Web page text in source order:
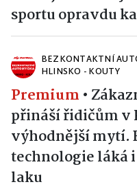
sportu opravdu
BEZKONTAKTNÍ
HLINSKO - KOUTY
Premium •
přináší řidičům v
výhodnější mytí.
technologie láká
laku